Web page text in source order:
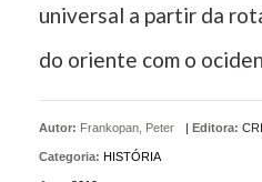
universal a partir da
do oriente com o
Autor: Frankopan, Peter | Editora:
Categoria: HISTÓRIA